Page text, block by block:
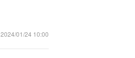
2024/01/24 10:00